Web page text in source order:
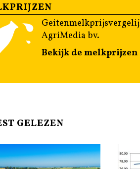
AgriMedia bv.
Bekijk de melkprijzen
GELEZEN